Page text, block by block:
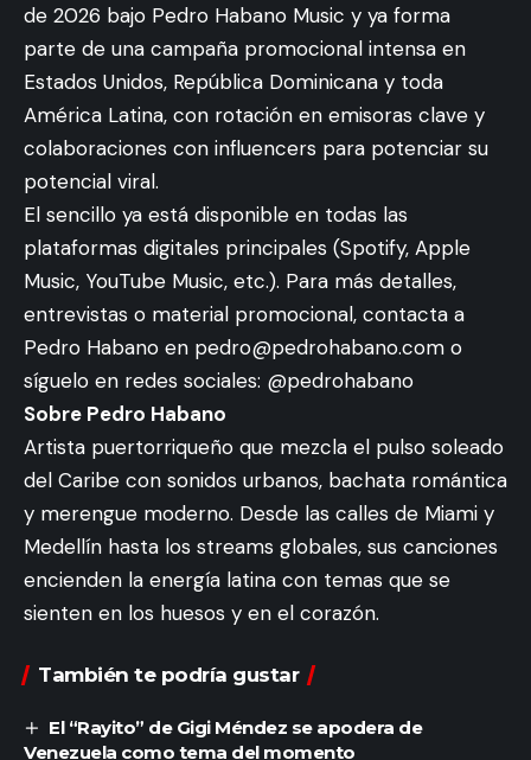
de 2026 bajo Pedro Habano Music y ya forma
parte de una campaña promocional intensa en
Estados Unidos, República Dominicana y toda
América Latina, con rotación en emisoras clave y
colaboraciones con influencers para potenciar su
potencial viral.
El sencillo ya está disponible en todas las
plataformas digitales principales (Spotify, Apple
Music, YouTube Music, etc.). Para más detalles,
entrevistas o material promocional, contacta a
Pedro Habano en pedro@pedrohabano.com o
síguelo en redes sociales: @pedrohabano
Sobre Pedro Habano
Artista puertorriqueño que mezcla el pulso soleado
del Caribe con sonidos urbanos, bachata romántica
y merengue moderno. Desde las calles de Miami y
Medellín hasta los streams globales, sus canciones
encienden la energía latina con temas que se
sienten en los huesos y en el corazón.
También te podría gustar
El “Rayito” de Gigi Méndez se apodera de
Venezuela como tema del momento